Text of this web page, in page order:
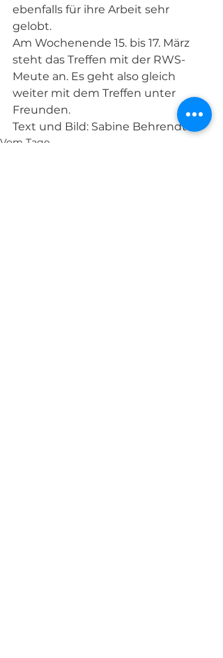
ebenfalls für ihre Arbeit sehr
gelobt.
Am Wochenende 15. bis 17. März
steht das Treffen mit der RWS-
Meute an. Es geht also gleich
weiter mit dem Treffen unter
Freunden.
Text und Bild: Sabine Behrendt
Vom Tage